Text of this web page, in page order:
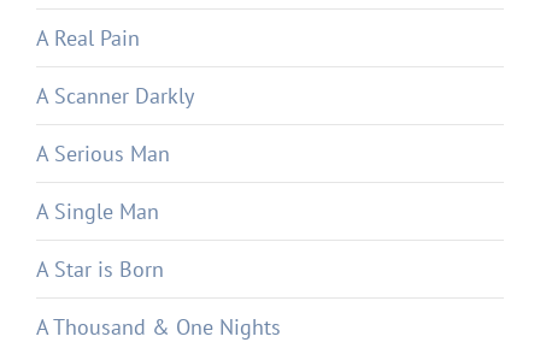
A Real Pain
A Scanner Darkly
A Serious Man
A Single Man
A Star is Born
A Thousand & One Nights